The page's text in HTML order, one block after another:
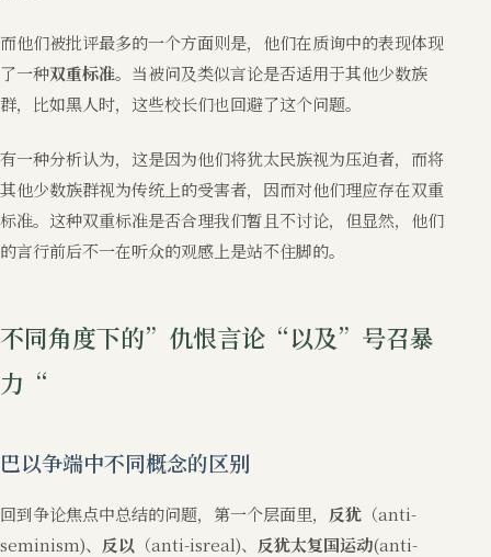
而他们被批评最多的一个方面则是，他们在质询中的表现体现
了一种双重标准。当被问及类似言论是否适用于其他少数族
群，比如黑人时，这些校长们也回避了这个问题。
有一种分析认为，这是因为他们将犹太民族视为压迫者，而将
其他少数族群视为传统上的受害者，因而对他们理应存在双重
标准。这种双重标准是否合理我们暂且不讨论，但显然，他们
的言行前后不一在听众的观感上是站不住脚的。
不同角度下的”仇恨言论“以及”号召暴
力“
巴以争端中不同概念的区别
回到争论焦点中总结的问题，第一个层面里， 反犹 （anti-
seminism)、 反以 （anti-isreal)、 反犹太复国运动(anti-